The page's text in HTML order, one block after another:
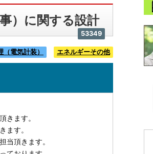
）に関する設計
53349
（電気計装） エネルギーその他
きます。
ます。
当頂きます。